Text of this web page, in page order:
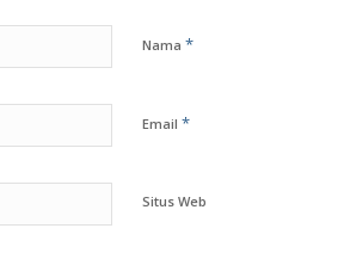
Nama *
Email *
Situs Web